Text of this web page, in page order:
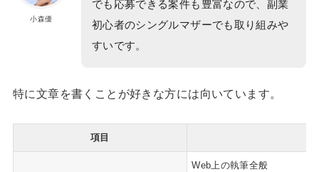
小森優
でも応募できる案件も豊富なので、副業
初心者のシングルマザーでも取り組みや
すいです。
特に文章を書くことが好きな方には向いています。
項目
Web上の執筆全般